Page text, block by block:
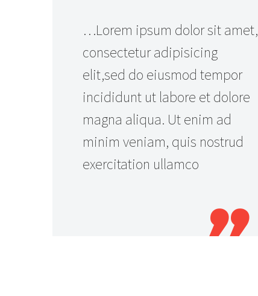
…Lorem ipsum dolor sit amet,
consectetur adipisicing
elit,sed do eiusmod tempor
incididunt ut labore et dolore
magna aliqua. Ut enim ad
minim veniam, quis nostrud
exercitation ullamco
